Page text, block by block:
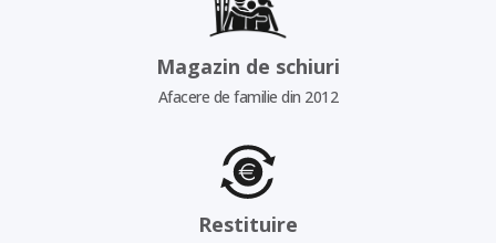
Magazin de schiuri
Afacere de familie din 2012
Restituire